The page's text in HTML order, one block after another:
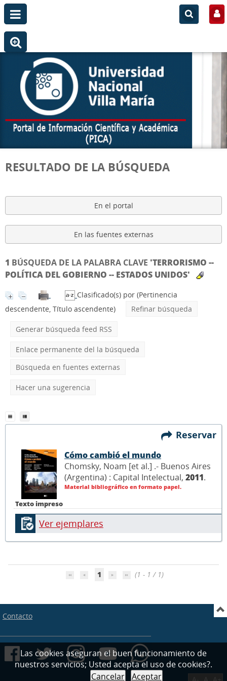
RESULTADO DE LA BÚSQUEDA
En el portal
En las fuentes externas
1 BÚSQUEDA DE LA PALABRA CLAVE 'TERRORISMO --
POLÍTICA DEL GOBIERNO -- ESTADOS UNIDOS'
Clasificado(s) por (Pertinencia
descendente, Título ascendente)
Refinar búsqueda
Generar búsqueda feed RSS
Enlace permanente del la búsqueda
Búsqueda en fuentes externas
Hacer una sugerencia
Reservar
Texto impreso
Cómo cambió el mundo
Chomsky, Noam [et al.] .- Buenos Aires
(Argentina) : Capital Intelectual, 2011.
Material bibliográfico en formato papel.
Ver ejemplares
1 (1 - 1 / 1)
Contacto
Las cookies aseguran el buen funcionamiento de
nuestros servicios; Usted acepta el uso de cookies?.
Cancelar
Aceptar